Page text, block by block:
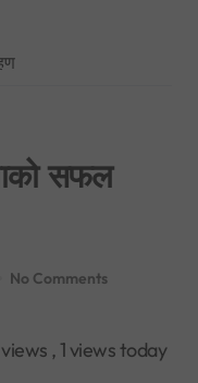
सफल
No Comments
, 1 views today